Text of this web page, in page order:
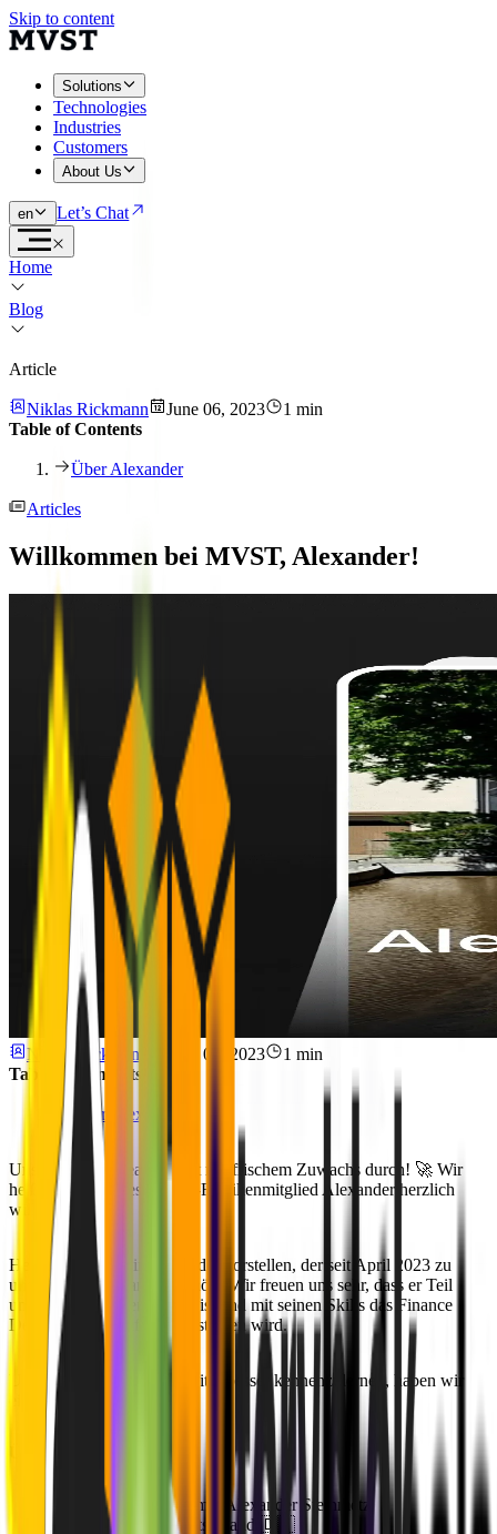
Skip to content
Solutions
Technologies
Industries
Customers
About Us
en Let’s Chat
Home
Blog
Article
Niklas Rickmann June 06, 2023
1 min
Table of Contents
Über Alexander
Articles
Willkommen bei MVST, Alexander!
Niklas Rickmann June 06, 2023
1 min
Table of Contents
Über Alexander
Unser Finance-Team startet mit frischem Zuwachs durch! 🚀 Wir
heißen unser neues MVST-Familienmitglied Alexander herzlich
willkommen.
Heute möchten wir Alexander vorstellen, der seit April 2023 zu
unserer MVST-Familie gehört! Wir freuen uns sehr, dass er Teil
unseres großartigen Teams ist und mit seinen Skills das Finance
Department tatkräftig unterstützen wird.
Um unseren neuen Mitarbeiter besser kennenzulernen, haben wir
ein paar Facts gesammelt...
Über Alexander
Vollständiger Name: Alexander Steinmetz
Heimatland: Deutschland 🇩🇪